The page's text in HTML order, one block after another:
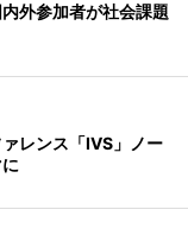
外参加者が社会課題
レンス「IVS」ノー